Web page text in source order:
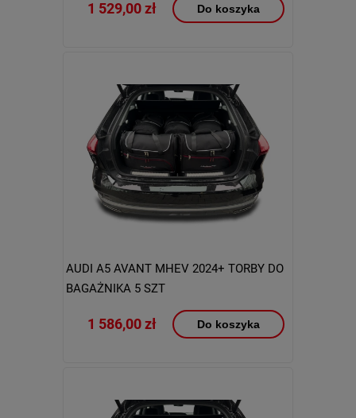
1 529,00 zł Do koszyka
AUDI A5 AVANT MHEV 2024+ TORBY DO
BAGAŻNIKA 5 SZT
1 586,00 zł Do koszyka